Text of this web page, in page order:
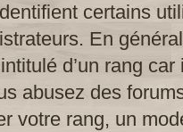
certains
En
d’un rang
abusez des
votre rang, un